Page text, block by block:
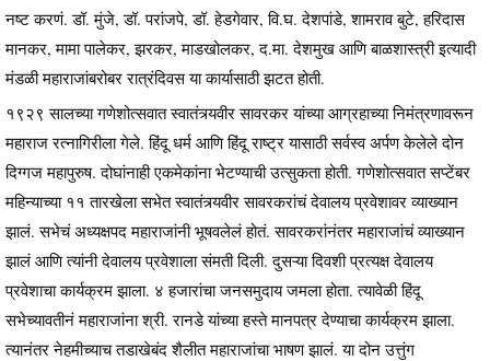
नष्ट करणं. डॉ. मुंजे, डॉ. परांजपे, डॉ. हेडगेवार, वि.घ. देशपांडे, शामराव बुटे, हरिदास
मानकर, मामा पालेकर, झरकर, माडखोलकर, द.मा. देशमुख आणि बाळशास्त्री इत्यादी
मंडळी महाराजांबरोबर रात्रंदिवस या कार्यासाठी झटत होती.
१९२९ सालच्या गणेशोत्सवात स्वातंत्र्यवीर सावरकर यांच्या आग्रहाच्या निमंत्रणावरून
महाराज रत्नागिरीला गेले. हिंदू धर्म आणि हिंदू राष्ट्र यासाठी सर्वस्व अर्पण केलेले दोन
दिग्गज महापुरुष. दोघांनाही एकमेकांना भेटण्याची उत्सुकता होती. गणेशोत्सवात सप्टेंबर
महिन्याच्या ११ तारखेला सभेत स्वातंत्र्यवीर सावरकरांचं देवालय प्रवेशावर व्याख्यान
झालं. सभेचं अध्यक्षपद महाराजांनी भूषवलेलं होतं. सावरकरांनंतर महाराजांचं व्याख्यान
झालं आणि त्यांनी देवालय प्रवेशाला संमती दिली. दुसऱ्या दिवशी प्रत्यक्ष देवालय
प्रवेशाचा कार्यक्रम झाला. ४ हजारांचा जनसमुदाय जमला होता. त्यावेळी हिंदू
सभेच्यावतीनं महाराजांना श्री. रानडे यांच्या हस्ते मानपत्र देण्याचा कार्यक्रम झाला.
त्यानंतर नेहमीच्याच तडाखेबंद शैलीत महाराजांचा भाषण झालं. या दोन उत्तुंग